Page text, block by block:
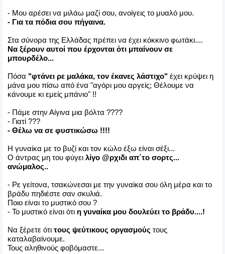
- Μου αρέσει να μιλάω μαζί σου, ανοίγεις το μυαλό μου.
- Για τα πόδια σου πήγαινα.
Στα σύνορα της Ελλάδας πρέπει να έχει κόκκινο φωτάκι....
Να ξέρουν αυτοί που έρχονται ότι μπαίνουν σε
μπουρδέλο...
Πόσα "φτάνει ρε μαλάκα, τον έκανες λάστιχο" έχει κρύψει η
μάνα μου πίσω από ένα "αγόρι μου αργείς; Θέλουμε να
κάνουμε κι εμείς μπάνιο" !!
- Πάμε στην Αίγινα μια βόλτα ????
- Γιατί ???
- Θέλω να σε φυστικώσω !!!!
Η γυναίκα με το βυζί και τον κώλο έξω είναι σέξι...
Ο άντρας μη του φύγει λίγο @ρχιδι απ΄το σορτς...
ανώμαλος..
- Ρε γείτονα, τσακώνεσαι με την γυναίκα σου όλη μέρα και το
βράδυ πηδιέστε σαν σκυλιά.
Ποιο είναι το μυστικό σου ?
- Το μυστικό είναι ότι η γυναίκα μου δουλεύει το βράδυ....!
Να ξέρετε ότι τους ψεύτικους οργασμούς τους
καταλαβαίνουμε.
Τους αληθινούς φοβόμαστε...